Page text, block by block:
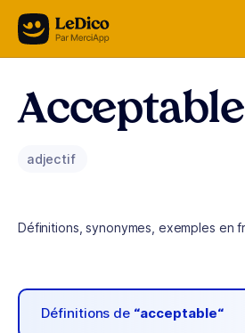
Aller au contenu
Acceptable
adjectif
Définitions, synonymes, exemples en
Définitions de “acceptable“